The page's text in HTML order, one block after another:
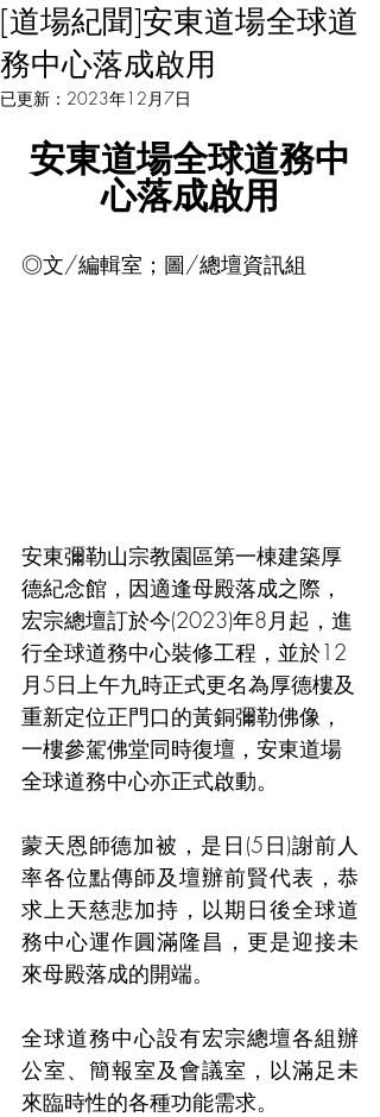
[道場紀聞]安東道場全球道
務中心落成啟用
已更新： 2023年12月7日
安東道場全球道務中
心落成啟用
◎文/編輯室；圖/總壇資訊組
安東彌勒山宗教園區第一棟建築厚
德紀念館，因適逢母殿落成之際，
宏宗總壇訂於今(2023)年8月起，進
行全球道務中心裝修工程，並於12
月5日上午九時正式更名為厚德樓及
重新定位正門口的黃銅彌勒佛像，
一樓參駕佛堂同時復壇，安東道場
全球道務中心亦正式啟動。
蒙天恩師德加被，是日(5日)謝前人
率各位點傳師及壇辦前賢代表，恭
求上天慈悲加持，以期日後全球道
務中心運作圓滿隆昌，更是迎接未
來母殿落成的開端。
全球道務中心設有宏宗總壇各組辦
公室、簡報室及會議室，以滿足未
來臨時性的各種功能需求。